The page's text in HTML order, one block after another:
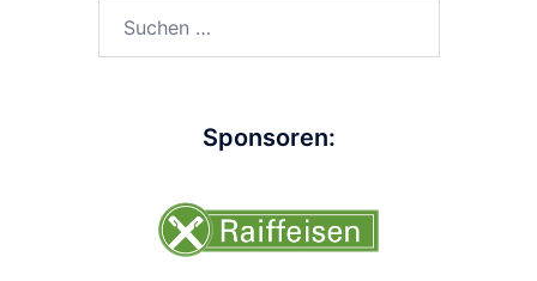
nach:
Sponsoren: